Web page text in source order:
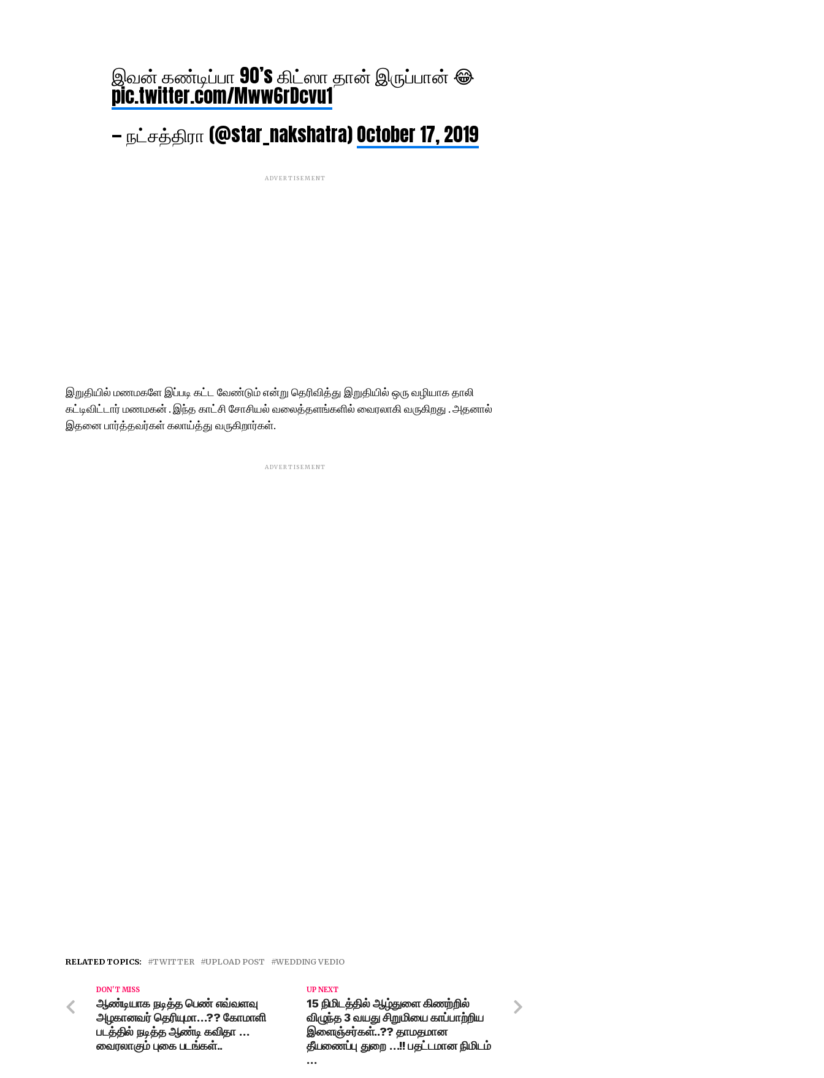
இவன் கண்டிப்பா 90’s கிட்ஸா தான் இருப்பான் 😂
pic.twitter.com/Mww6rDcvu1
— நட்சத்திரா (@star_nakshatra)October 17, 2019
ADVERTISEMENT
இறுதியில் மணமகளே இப்படி கட்ட வேண்டும் என்று தெரிவித்து இறுதியில் ஒரு வழியாக தாலி
கட்டிவிட்டார் மணமகன் . இந்த காட்சி சோசியல் வலைத்தளங்களில் வைரலாகி வருகிறது . அதனால்
இதனை பார்த்தவர்கள் கலாய்த்து வருகிறார்கள்.
ADVERTISEMENT
RELATED TOPICS: TWITTER UPLOAD POST WEDDING VEDIO
UP NEXT
15 நிமிடத்தில் ஆழ்துளை கிணற்றில்
விழுந்த 3 வயது சிறுமியை காப்பாற்றிய
இளைஞ்சர்கள்..?? தாமதமான
தீயணைப்பு துறை …!! பதட்டமான நிமிடம்
…
DON'T MISS
ஆண்டியாக நடித்த பெண் எவ்வளவு
அழகானவர் தெரியுமா…?? கோமாளி
படத்தில் நடித்த ஆண்டி கவிதா …
வைரலாகும் புகை படங்கள்..